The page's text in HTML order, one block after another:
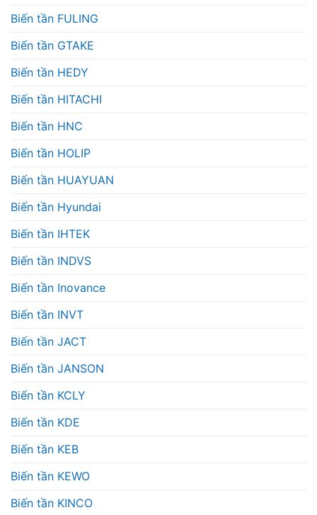
Biến tần FULING
Biến tần GTAKE
Biến tần HEDY
Biến tần HITACHI
Biến tần HNC
Biến tần HOLIP
Biến tần HUAYUAN
Biến tần Hyundai
Biến tần IHTEK
Biến tần INDVS
Biến tần Inovance
Biến tần INVT
Biến tần JACT
Biến tần JANSON
Biến tần KCLY
Biến tần KDE
Biến tần KEB
Biến tần KEWO
Biến tần KINCO